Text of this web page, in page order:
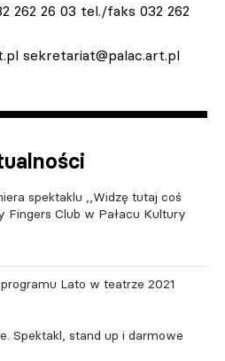
262 26 03 tel./faks 032 262
sekretariat@palac.art.pl
spektaklu ,,Widzę tutaj coś
Fingers Club w Pałacu Kultury
Lato w teatrze 2021
Spektakl, stand up i darmowe